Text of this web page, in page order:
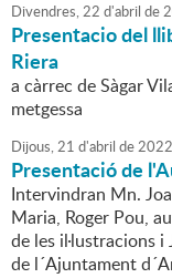
Divendres,22 d'abril de
Presentacio del
Riera
a càrrec de Sàgar
metgessa
Dijous,21 d'abril de2022
Presentació de
Intervindran Mn.
Maria, Roger Pou,
de les il·lustracions
de l´Ajuntament